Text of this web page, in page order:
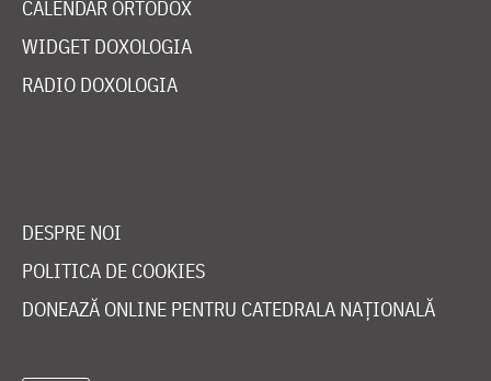
MĂNĂSTIRI ȘI BISERICI
CALENDAR ORTODOX
WIDGET DOXOLOGIA
DESPRE NOI
POLITICA DE COOKIES